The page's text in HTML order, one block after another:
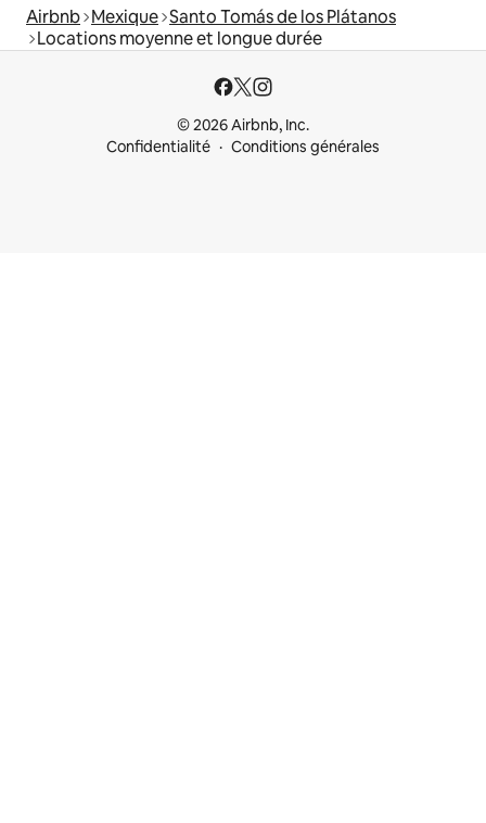
Airbnb Mexique Santo Tomás de los Plátanos
Locations moyenne et longue durée
© 2026 Airbnb, Inc.
Confidentialité
Conditions générales